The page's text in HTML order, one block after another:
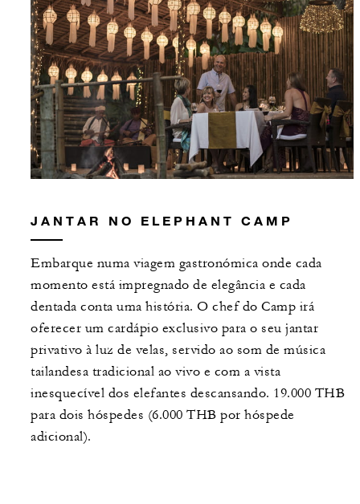
JANTAR NO ELEPHANT CAMP
Embarque numa viagem gastronómica onde cada
momento está impregnado de elegância e cada
dentada conta uma história. O chef do Camp irá
oferecer um cardápio exclusivo para o seu jantar
privativo à luz de velas, servido ao som de música
tailandesa tradicional ao vivo e com a vista
inesquecível dos elefantes descansando. 19.000 THB
para dois hóspedes (6.000 THB por hóspede
adicional).